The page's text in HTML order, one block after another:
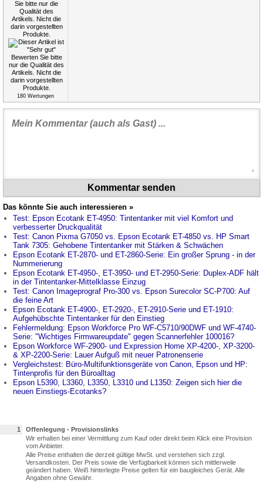
180 Wertungen
Kommentar senden
Das könnte Sie auch interessieren »
Test: Epson Ecotank ET-4950: Tintentanker mit viel Komfort und
verbesserter Druckqualität
Test: Canon Pixma G7050 vs. Epson Ecotank ET-4850 vs. HP Smart
Tank 7305: Gehobene Tintentanker mit Stärken & Schwächen
Epson Ecotank ET-2870- und ET-2860-Serie: Ein großer Sprung - in der
Nummerierung
Epson Ecotank ET-4950-, ET-3950- und ET-2950-Serie: Duplex-ADF hält
in der Tintentanker-Mittelklasse Einzug
Test: Canon Imageprograf Pro-300 vs. Epson Surecolor SC-P700: Auf
die feine Art
Epson Ecotank ET-4900-, ET-2920-, ET-2910-Serie und ET-1910:
Aufgehübschte Tintentanker für den Einstieg
Fehlermeldung: Epson Workforce Pro WF-C5710/90DWF und WF-4740-
Serie: "Wichtiges Firmwareupdate" gegen Scannerfehler 100016?
Epson Workforce WF-2900- und Expression Home XP-4200-, XP-3200-
& XP-2200-Serie: Lauer Aufguß mit neuer Patronenserie
Vergleichstest: Büro-Multifunktionsgeräte von Canon, Epson und HP:
Tintenprofis für den Büroalltag
Epson L5390, L3360, L3350, L3310 und L1350: Zeigen sich hier die
neuen Einstiegs-Ecotanks?
1
Offenlegung - Provisionslinks
Wir erhalten bei einer Vermittlung zum Kauf oder direkt beim Klick eine Provision
vom Anbieter.
Alle Preise enthalten die derzeit gültige MwSt. und verstehen sich zzgl.
Versandkosten. Der Preis sowie die Verfügbarkeit können sich mittlerweile
geändert haben. Weiß hinterlegte Preise gelten für ein baugleiches Gerät. Alle
Angaben ohne Gewähr.